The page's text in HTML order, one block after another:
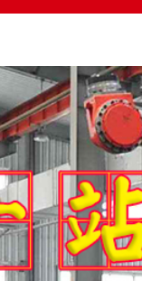
行业动态
技术知识